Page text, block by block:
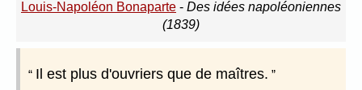
Louis-Napoléon Bonaparte - Des idées napoléoniennes
(1839)
Il est plus d'ouvriers que de maîtres.